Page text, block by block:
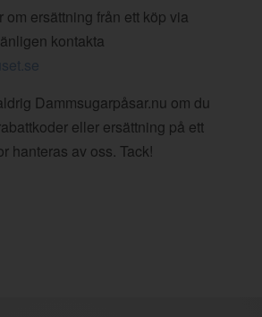
om ersättning från ett köp via
kontakta
Dammsugarpåsar.nu om du
eller ersättning på ett
hanteras av oss. Tack!